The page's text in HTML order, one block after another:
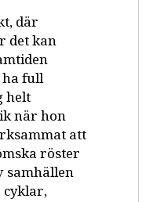
där
det kan
ha full
helt
när hon
att
röster
samhällen
cyklar,